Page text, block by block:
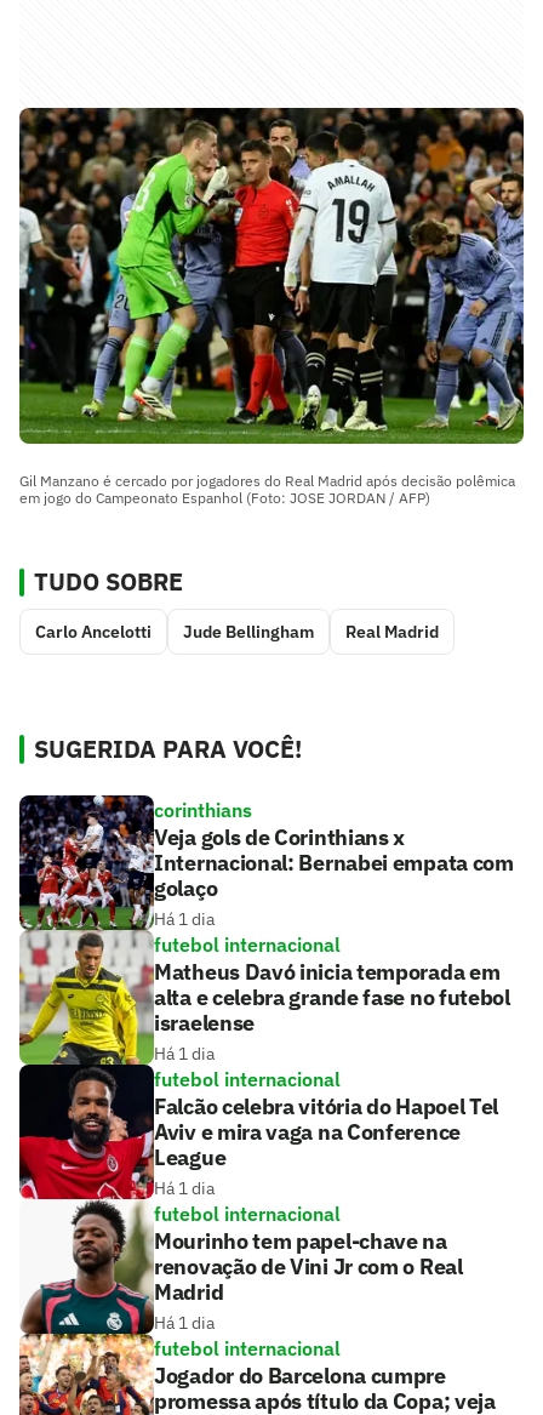
Gil Manzano é cercado por jogadores do Real Madrid após decisão polêmica
em jogo do Campeonato Espanhol (Foto: JOSE JORDAN / AFP)
TUDO SOBRE
Carlo Ancelotti Jude Bellingham Real Madrid
SUGERIDA PARA VOCÊ!
corinthians
Veja gols de Corinthians x
Internacional: Bernabei empata com
golaço
Há 1 dia
futebol internacional
Matheus Davó inicia temporada em
alta e celebra grande fase no futebol
israelense
Há 1 dia
futebol internacional
Falcão celebra vitória do Hapoel Tel
Aviv e mira vaga na Conference
League
Há 1 dia
futebol internacional
Mourinho tem papel-chave na
renovação de Vini Jr com o Real
Madrid
Há 1 dia
futebol internacional
Jogador do Barcelona cumpre
promessa após título da Copa; veja